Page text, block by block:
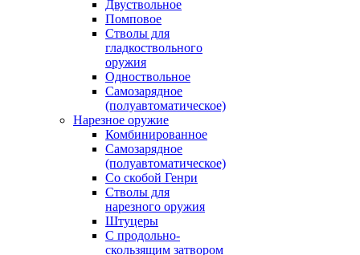
Двуствольное
Помповое
Стволы для
гладкоствольного
оружия
Одноствольное
Самозарядное
(полуавтоматическое)
Нарезное оружие
Комбинированное
Самозарядное
(полуавтоматическое)
Со скобой Генри
Стволы для
нарезного оружия
Штуцеры
С продольно-
скользящим затвором